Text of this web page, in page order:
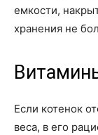
емкости,
хранения не
Если котенок
веса, в его